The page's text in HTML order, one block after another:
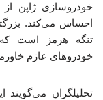
خودروسازی ژاپن
احساس می‌کند.
تنگه هرمز است که
خودروهای عازم
تحلیلگران می‌گویند